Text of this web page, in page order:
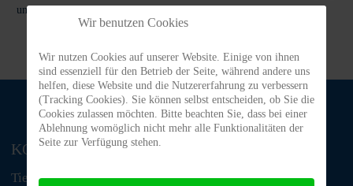
und Beschäftigung schenken.
KONTAKT
Tiere in Not Odenwald e.V.
Wir benutzen Cookies
Wir nutzen Cookies auf unserer Website. Einige von ihnen
sind essenziell für den Betrieb der Seite, während andere uns
helfen, diese Website und die Nutzererfahrung zu verbessern
(Tracking Cookies). Sie können selbst entscheiden, ob Sie die
Cookies zulassen möchten. Bitte beachten Sie, dass bei einer
Ablehnung womöglich nicht mehr alle Funktionalitäten der
Seite zur Verfügung stehen.